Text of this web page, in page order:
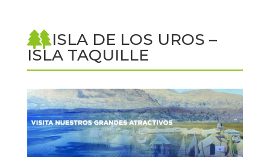
ISLA DE LOS UROS –
ISLA TAQUILLE